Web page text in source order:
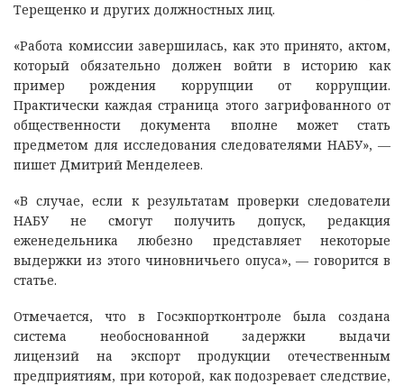
Терещенко и других должностных лиц.
«Работа комиссии завершилась, как это принято, актом,
который обязательно должен войти в историю как
пример рождения коррупции от коррупции.
Практически каждая страница этого загрифованного от
общественности документа вполне может стать
предметом для исследования следователями НАБУ», —
пишет Дмитрий Менделеев.
«В случае, если к результатам проверки следователи
НАБУ не смогут получить допуск, редакция
еженедельника любезно представляет некоторые
выдержки из этого чиновничьего опуса», — говорится в
статье.
Отмечается, что в Госэкпортконтроле была создана
система необоснованной задержки выдачи
лицензий на экспорт продукции отечественным
предприятиям, при которой, как подозревает следствие,